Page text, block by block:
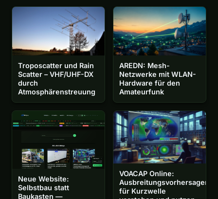
Troposcatter und Rain
Scatter – VHF/UHF-DX
durch
Atmosphärenstreuung
AREDN: Mesh-
Netzwerke mit WLAN-
Hardware für den
Amateurfunk
Neue Website:
Selbstbau statt
Baukasten —
VOACAP Online:
Ausbreitungsvorhersagen
für Kurzwelle